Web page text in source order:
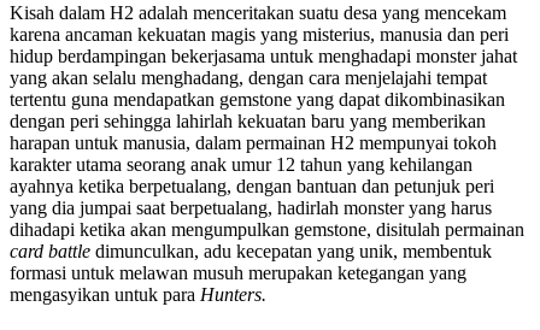
Kisah dalam H2 adalah menceritakan suatu desa yang mencekam
karena ancaman kekuatan magis yang misterius, manusia dan peri
hidup berdampingan bekerjasama untuk menghadapi monster jahat
yang akan selalu menghadang, dengan cara menjelajahi tempat
tertentu guna mendapatkan gemstone yang dapat dikombinasikan
dengan peri sehingga lahirlah kekuatan baru yang memberikan
harapan untuk manusia, dalam permainan H2 mempunyai tokoh
karakter utama seorang anak umur 12 tahun yang kehilangan
ayahnya ketika berpetualang, dengan bantuan dan petunjuk peri
yang dia jumpai saat berpetualang, hadirlah monster yang harus
dihadapi ketika akan mengumpulkan gemstone, disitulah permainan
card battle dimunculkan, adu kecepatan yang unik, membentuk
formasi untuk melawan musuh merupakan ketegangan yang
mengasyikan untuk para Hunters.